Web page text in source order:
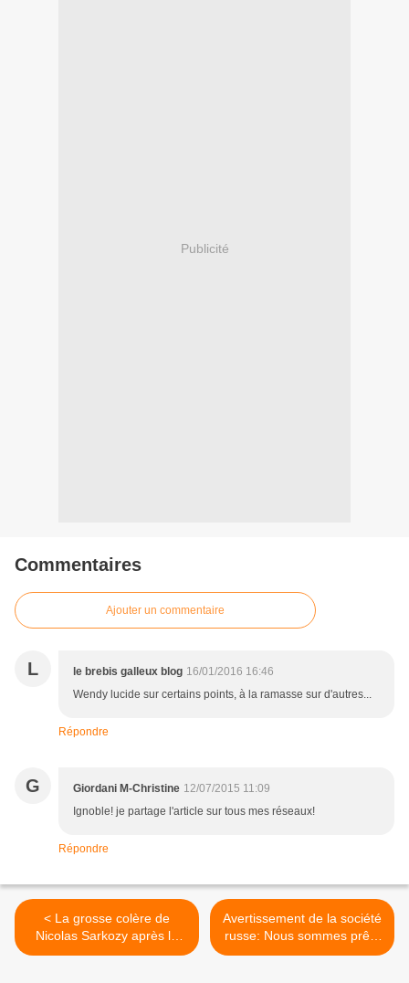
Publicité
Commentaires
Ajouter un commentaire
L le brebis galleux blog 16/01/2016 16:46
Wendy lucide sur certains points, à la ramasse sur d'autres...
Répondre
G Giordani M-Christine 12/07/2015 11:09
Ignoble! je partage l'article sur tous mes réseaux!
Répondre
< La grosse colère de
Nicolas Sarkozy après la
révélation de son escapade
Avertissement de la société
russe: Nous sommes prêts
pour la guerre. Et vous? >